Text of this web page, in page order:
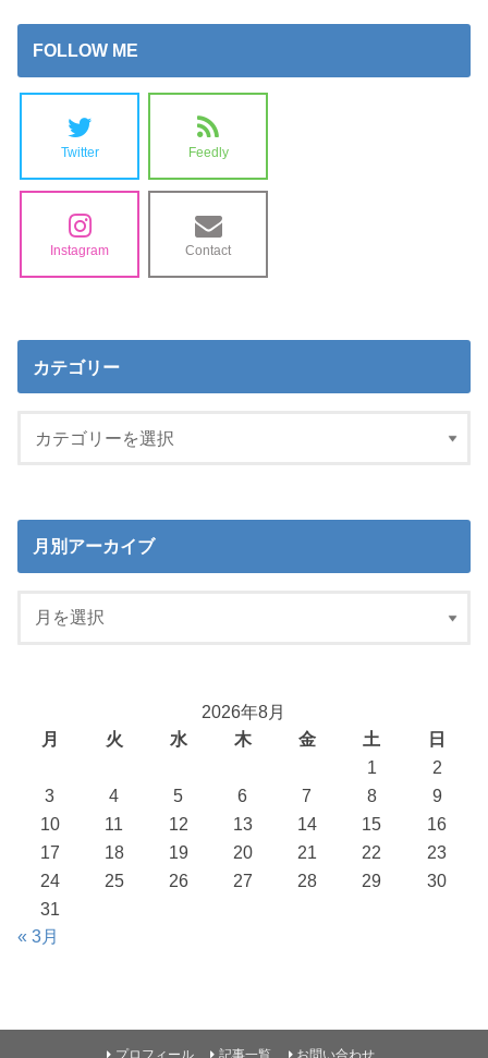
FOLLOW ME
Twitter Feedly
Instagram Contact
カテゴリー
月別アーカイブ
2026年8月
月
火 水 木 金 土
日
1
2
3
4 5 6 7 8
9
10
11 12 13 14 15
16
17
18 19 20 21 22
23
24
25 26 27 28 29
30
31
« 3月
プロフィール 記事一覧 お問い合わせ